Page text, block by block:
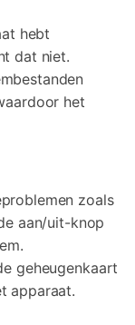
hebt
dat niet.
het
zoals
aan/uit-knop
geheugenkaart
apparaat.